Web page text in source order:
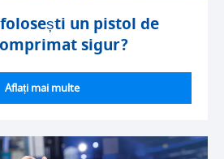
un pistol de
sigur?
Aflați mai multe